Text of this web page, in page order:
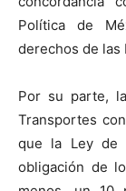
Política de
derechos de las
Por su parte,
Transportes
que la Ley de
obligación de